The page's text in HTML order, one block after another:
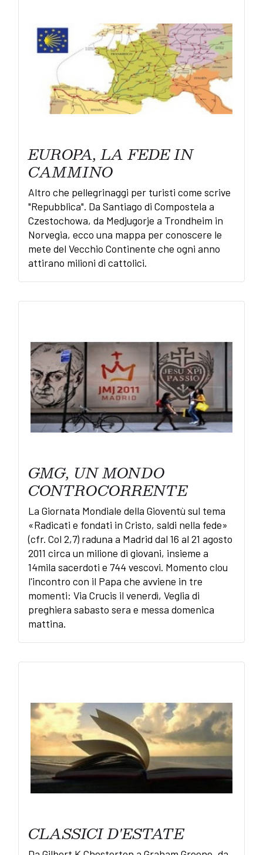
EUROPA, LA FEDE IN
CAMMINO
Altro che pellegrinaggi per turisti come scrive
"Repubblica". Da Santiago di Compostela a
Czestochowa, da Medjugorje a Trondheim in
Norvegia, ecco una mappa per conoscere le
mete del Vecchio Continente che ogni anno
attirano milioni di cattolici.
GMG, UN MONDO
CONTROCORRENTE
La Giornata Mondiale della Gioventù sul tema
«Radicati e fondati in Cristo, saldi nella fede»
(cfr. Col 2,7) raduna a Madrid dal 16 al 21 agosto
2011 circa un milione di giovani, insieme a
14mila sacerdoti e 744 vescovi. Momento clou
l'incontro con il Papa che avviene in tre
momenti: Via Crucis il venerdì, Veglia di
preghiera sabasto sera e messa domenica
mattina.
CLASSICI D'ESTATE